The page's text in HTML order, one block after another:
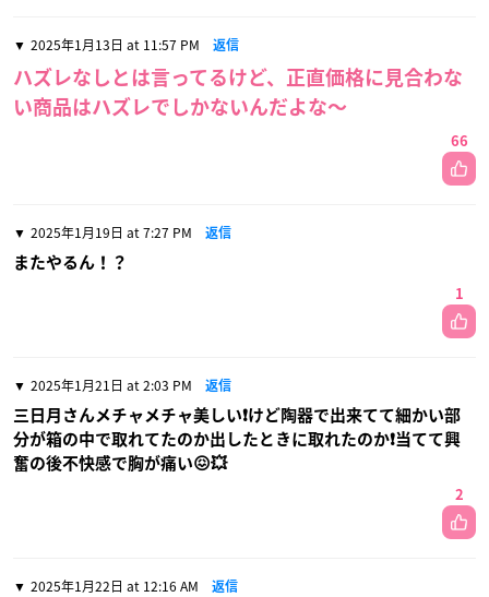
2025年1月13日 at 11:57 PM 返信
ハズレなしとは言ってるけど、正直価格に見合わな
い商品はハズレでしかないんだよな〜
66
2025年1月19日 at 7:27 PM 返信
またやるん！？
1
2025年1月21日 at 2:03 PM 返信
三日月さんメチャメチャ美しい❗けど陶器で出来てて細かい部
分が箱の中で取れてたのか出したときに取れたのか❗当てて興
奮の後不快感で胸が痛い😖💥
2
2025年1月22日 at 12:16 AM 返信